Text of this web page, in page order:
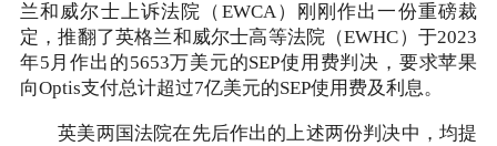
兰和威尔士上诉法院（EWCA）刚刚作出一份重磅裁
定，推翻了英格兰和威尔士高等法院（EWHC）于2023
年5月作出的5653万美元的SEP使用费判决，要求苹果
向Optis支付总计超过7亿美元的SEP使用费及利息。
英美两国法院在先后作出的上述两份判决中，均提